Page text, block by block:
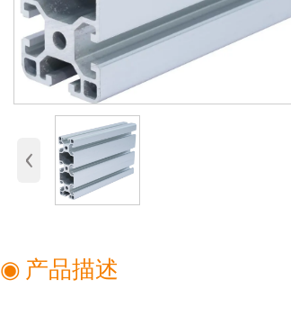
‹
◉ 产品描述